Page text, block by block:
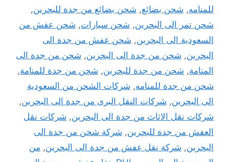
للمنامه, شحن بضائع, شحن بضائع من جدة للبحرين,
شحن تمر الى البحرين, شحن سيارات, شحن عفش من
السعودية الى البحرين, شحن عفش من جدة الى
البحرين, شحن من جدة الى البحرين, شحن من جدة الى
المنامة, شحن من جدة للبحرين, شحن من جدة للمنامة,
شحن من جدة للمنامه, شركات الشحن من السعودية
الى البحرين, شركات النقل البرى من جدة الى البحرين,
شركات نقل الاثاث من جدة الى البحرين, شركات نقل
العفش من جدة للبحرين, شركة شحن من جدة الى
البحرين, شركة نقل عفش من جدة الى البحرين, من